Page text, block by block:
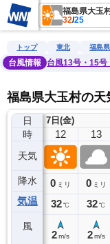
福島県大玉
32/25
雨雲レーダー 台風情報
トップ 東北 福島県
台風情報
台風13号・15号
福島県大玉村の天
日
時
天気
降水
気温
風
7日(金)
11
0ミリ
31℃
12
0 ミリ
32℃
2 m/s
13
0 ミリ
32℃
2 m/s